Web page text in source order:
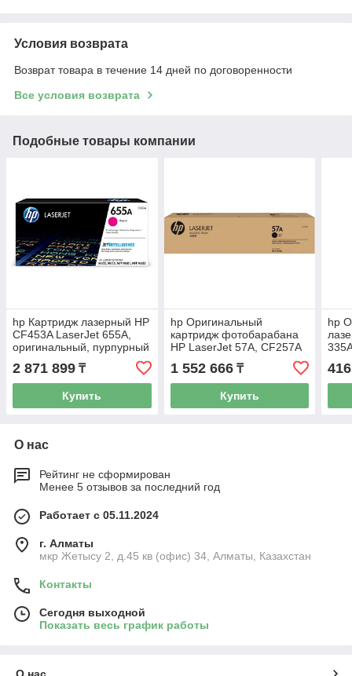
Условия возврата
Возврат товара в течение 14 дней по договоренности
Все условия возврата
Подобные товары компании
hp Картридж лазерный HP
CF453A LaserJet 655A,
оригинальный, пурпурный
2 871 899 ₸
Купить
hp Оригинальный
картридж фотобарабана
HP LaserJet 57A, CF257A
1 552 666₸
Купить
hp
О нас
Рейтинг не сформирован
Менее 5 отзывов за последний год
Работает с 05.11.2024
г. Алматы
мкр Жетысу 2, д.45 кв (офис) 34, Алматы, Казахстан
Контакты
Сегодня выходной
Показать весь график работы